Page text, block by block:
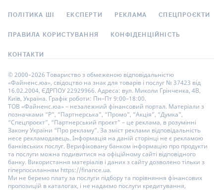
ПОЛІТИКА ШІ ЕКСПЕРТИ РЕКЛАМА СПЕЦПРОЄКТИ
ПРАВИЛА КОРИСТУВАННЯ КОНФІДЕНЦІЙНІСТЬ
КОНТАКТИ
© 2000–2026 Товариство з обмеженою відповідальністю
«Файненс.юа», свідоцтво на знак для товарів і послуг № 37423 від
16.02.2004, ЄДРПОУ 22929966. Адреса: вул. Миколи Грінченка, 4В,
Київ, Україна. Графік роботи: Пн–Пт 9:00–18:00.
ТОВ «Файненс.юа» – незалежний фінансовий портал. Матеріали з
позначками “Р”, “Партнерська”, “Промо”, “Акція”, “Думка”,
“Спецпроєкт”, “Партнерський проєкт” – це реклама, в розумінні
Закону України “Про рекламу”. За зміст реклами відповідальність
несе рекламодавець. Інформація на даній сторінці не є рекламою
банківських послуг. Верифіковану банком інформацію про продукти
та послуги можна подивитися на офіційному сайті відповідного
банку. Використання матеріалів і даних з сайту дозволено тільки з
гіперпосиланням https://finance.ua.
Ми не беремо плату за послуги підбору та порівняння фінансових
пропозицій в каталогах, і не надаємо послуги кредитування,